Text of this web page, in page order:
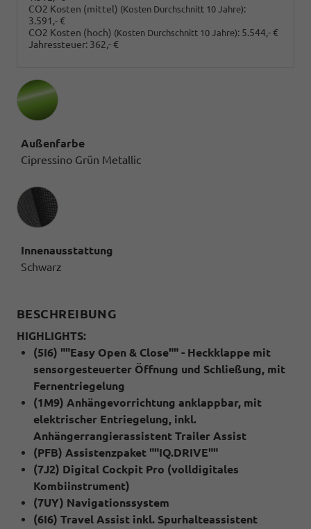
CO2 Kosten (mittel) (Kosten Durchschnitt 10 Jahre):
3.591,- €
CO2 Kosten (hoch) (Kosten Durchschnitt 10 Jahre): 5.544,- €
Jahressteuer: 362,- €
Außenfarbe
Cipressino Grün Metallic
Innenausstattung
Innenausstattung
Schwarz
BESCHREIBUNG
HIGHLIGHTS:
(5I6) ""Easy Open & Close"" - Heckklappe mit
sensorgesteuerter Öffnung und Schließung, mit
Fernentriegelung
(1M9) Anhängevorrichtung anklappbar, mit
elektrischer Entriegelung, inkl.
Anhängerrangierassistent Trailer Assist
(PFB) Assistenzpaket ""IQ.DRIVE""
(7J2) Digital Cockpit Pro (volldigitales
Kombiinstrument)
(7UY) Navigationssystem
(6I6) Travel Assist inkl. Spurhalteassistent